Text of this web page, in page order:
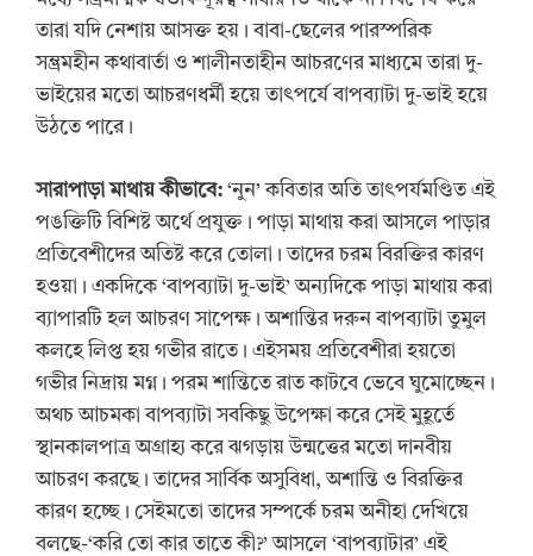
তারা যদি নেশায় আসক্ত হয়। বাবা-ছেলের পারস্পরিক
সম্ভ্রমহীন কথাবার্তা ও শালীনতাহীন আচরণের মাধ্যমে তারা দু-
ভাইয়ের মতো আচরণধর্মী হয়ে তাৎপর্যে বাপব্যাটা দু-ভাই হয়ে
উঠতে পারে।
সারাপাড়া মাথায় কীভাবে: ‘নুন’ কবিতার অতি তাৎপর্যমণ্ডিত এই
পঙক্তিটি বিশিষ্ট অর্থে প্রযুক্ত। পাড়া মাথায় করা আসলে পাড়ার
প্রতিবেশীদের অতিষ্ট করে তোলা। তাদের চরম বিরক্তির কারণ
হওয়া। একদিকে ‘বাপব্যাটা দু-ভাই’ অন্যদিকে পাড়া মাথায় করা
ব্যাপারটি হল আচরণ সাপেক্ষ। অশান্তির দরুন বাপব্যাটা তুমুল
কলহে লিপ্ত হয় গভীর রাতে। এইসময় প্রতিবেশীরা হয়তো
গভীর নিদ্রায় মগ্ন। পরম শান্তিতে রাত কাটবে ভেবে ঘুমোচ্ছেন।
অথচ আচমকা বাপব্যাটা সবকিছু উপেক্ষা করে সেই মুহূর্তে
স্থানকালপাত্র অগ্রাহ্য করে ঝগড়ায় উন্মত্তের মতো দানবীয়
আচরণ করছে। তাদের সার্বিক অসুবিধা, অশান্তি ও বিরক্তির
কারণ হচ্ছে। সেইমতো তাদের সম্পর্কে চরম অনীহা দেখিয়ে
বলছে-‘করি তো কার তাতে কী?’ আসলে ‘বাপব্যাটার’ এই